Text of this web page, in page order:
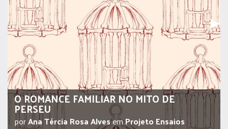
▶︎
O ROMANCE FAMILIAR NO MITO DE
PERSEU
porAna Tércia Rosa AlvesemProjeto Ensaios